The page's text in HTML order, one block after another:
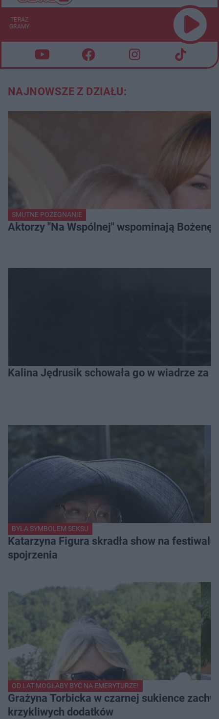
TERAZ
GRAMY
NAJNOWSZE Z DZIAŁU:
SMUTNE POŻEGNANIE
Aktorzy "Na Wspólnej" wspominają Bożenę
Kalina Jędrusik schowała go w wiadrze za
BYŁA SYMBOLEM SEKSU
Katarzyna Figura skradła show na
spojrzenia
OD LAT MOGŁABY BYĆ NA EMERYTURZE!
Grażyna Torbicka w czarnej sukience
krzykliwych dodatków